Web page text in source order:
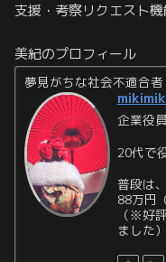
支援・考察リクエスト機
美紀のプロフィール
夢見がちな社会不適合者
企業役
20代で
普段は
88万円
（※好
ました）